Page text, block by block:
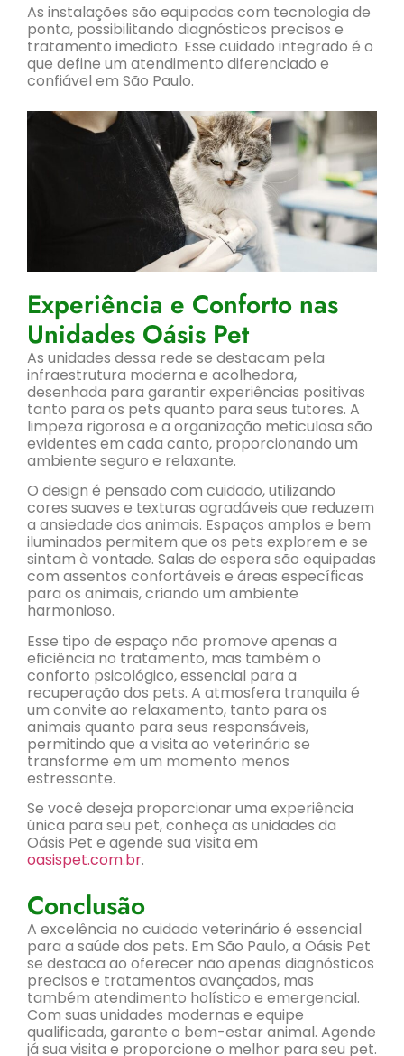
As instalações são equipadas com tecnologia de
ponta, possibilitando diagnósticos precisos e
tratamento imediato. Esse cuidado integrado é o
que define um atendimento diferenciado e
confiável em São Paulo.
Experiência e Conforto nas
Unidades Oásis Pet
As unidades dessa rede se destacam pela
infraestrutura moderna e acolhedora,
desenhada para garantir experiências positivas
tanto para os pets quanto para seus tutores. A
limpeza rigorosa e a organização meticulosa são
evidentes em cada canto, proporcionando um
ambiente seguro e relaxante.
O design é pensado com cuidado, utilizando
cores suaves e texturas agradáveis que reduzem
a ansiedade dos animais. Espaços amplos e bem
iluminados permitem que os pets explorem e se
sintam à vontade. Salas de espera são equipadas
com assentos confortáveis e áreas específicas
para os animais, criando um ambiente
harmonioso.
Esse tipo de espaço não promove apenas a
eficiência no tratamento, mas também o
conforto psicológico, essencial para a
recuperação dos pets. A atmosfera tranquila é
um convite ao relaxamento, tanto para os
animais quanto para seus responsáveis,
permitindo que a visita ao veterinário se
transforme em um momento menos
estressante.
Se você deseja proporcionar uma experiência
única para seu pet, conheça as unidades da
Oásis Pet e agende sua visita em
oasispet.com.br.
Conclusão
A excelência no cuidado veterinário é essencial
para a saúde dos pets. Em São Paulo, a Oásis Pet
se destaca ao oferecer não apenas diagnósticos
precisos e tratamentos avançados, mas
também atendimento holístico e emergencial.
Com suas unidades modernas e equipe
qualificada, garante o bem-estar animal. Agende
já sua visita e proporcione o melhor para seu pet.